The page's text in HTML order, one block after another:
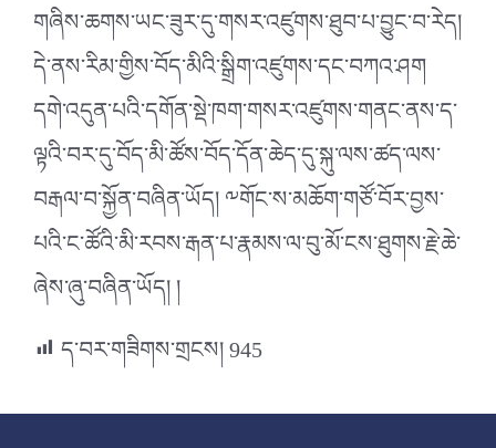
གཞིས་ཆགས་ཡང་ཟུར་དུ་གསར་འཛུགས་ཐུབ་པ་བྱུང་བ་རེད།
དེ་ནས་རིམ་གྱིས་བོད་མིའི་སྒྲིག་འཛུགས་དང་བཀའ་ཤག
དགེ་འདུན་པའི་དགོན་སྡེ་ཁག་གསར་འཛུགས་གནང་ནས་ད་
ལྟའི་བར་དུ་བོད་མི་ཚོས་བོད་དོན་ཆེད་དུ་སྐུ་ལས་ཚད་ལས་
བརྒལ་བ་སྐྱོན་བཞིན་ཡོད། ༸གོང་ས་མཆོག་གཙོ་བོར་བྱས་
པའི་ང་ཚོའི་མི་རབས་རྒན་པ་རྣམས་ལ་བུ་མོ་ངས་ཐུགས་རྗེ་ཆེ་
ཞེས་ཞུ་བཞིན་ཡོད། །
ད་བར་གཟིགས་གྲངས།945